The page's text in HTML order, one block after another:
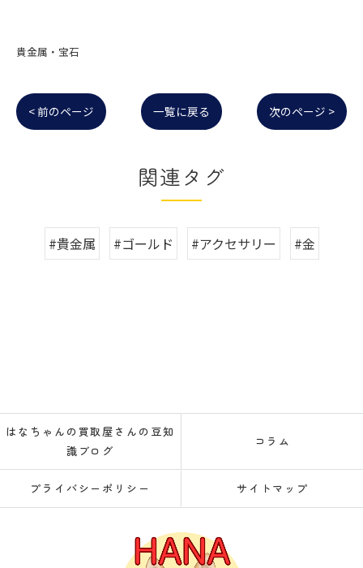
貴金属・宝石
< 前のページ 一覧に戻る 次のページ >
関連タグ
#貴金属 #ゴールド #アクセサリー #金
はなちゃんの買取屋さんの豆知
識ブログ
コラム
プライバシーポリシー サイトマップ